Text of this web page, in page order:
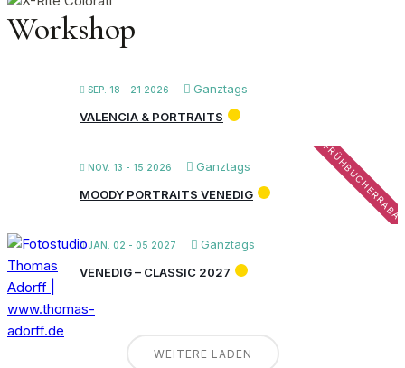
Workshop
SEP. 18 - 21 2026
Ganztags
VALENCIA & PORTRAITS
NOV. 13 - 15 2026 Ganztags
MOODY PORTRAITS VENEDIG
JAN. 02 - 05 2027
Ganztags
VENEDIG – CLASSIC 2027
WEITERE LADEN